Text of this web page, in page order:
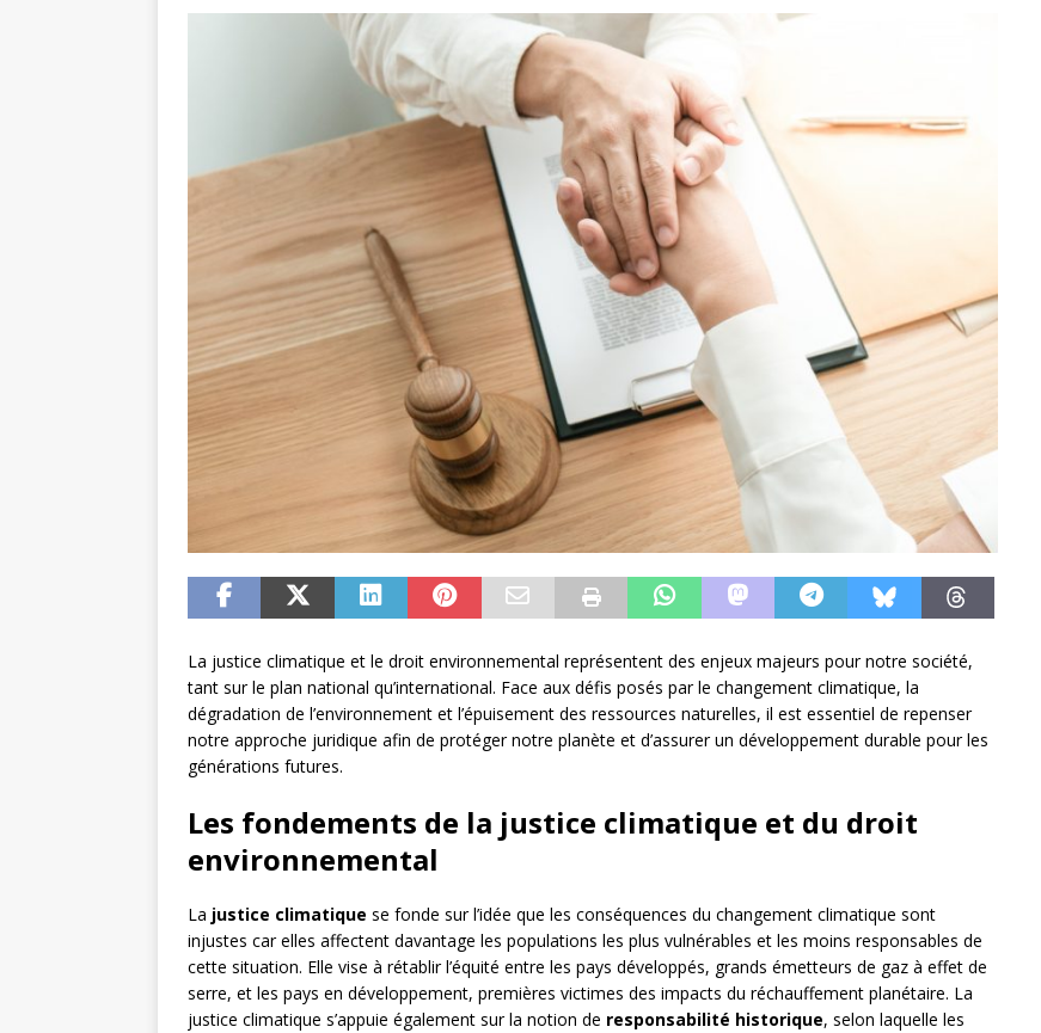
La justice climatique et le droit environnemental représentent des enjeux majeurs pour notre société,
tant sur le plan national qu’international. Face aux défis posés par le changement climatique, la
dégradation de l’environnement et l’épuisement des ressources naturelles, il est essentiel de repenser
notre approche juridique afin de protéger notre planète et d’assurer un développement durable pour les
générations futures.
Les fondements de la justice climatique et du droit
environnemental
La justice climatique se fonde sur l’idée que les conséquences du changement climatique sont
injustes car elles affectent davantage les populations les plus vulnérables et les moins responsables de
cette situation. Elle vise à rétablir l’équité entre les pays développés, grands émetteurs de gaz à effet de
serre, et les pays en développement, premières victimes des impacts du réchauffement planétaire. La
justice climatique s’appuie également sur la notion de responsabilité historique, selon laquelle les